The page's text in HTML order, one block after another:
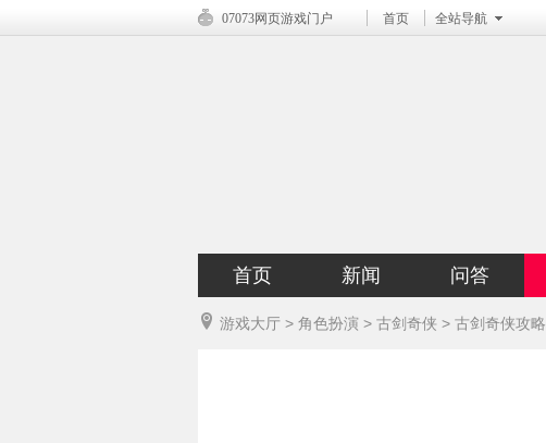
07073网页游戏门户 首页 全站导航
首页 新闻 问答
游戏大厅 > 角色扮演 > 古剑奇侠 > 古剑奇侠攻略